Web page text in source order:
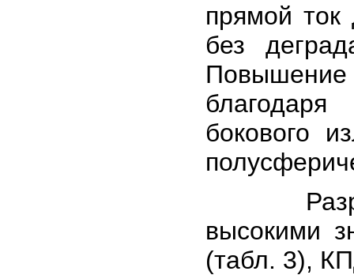
прямой
без
Повышение
бокового
высокими
(табл. 3),